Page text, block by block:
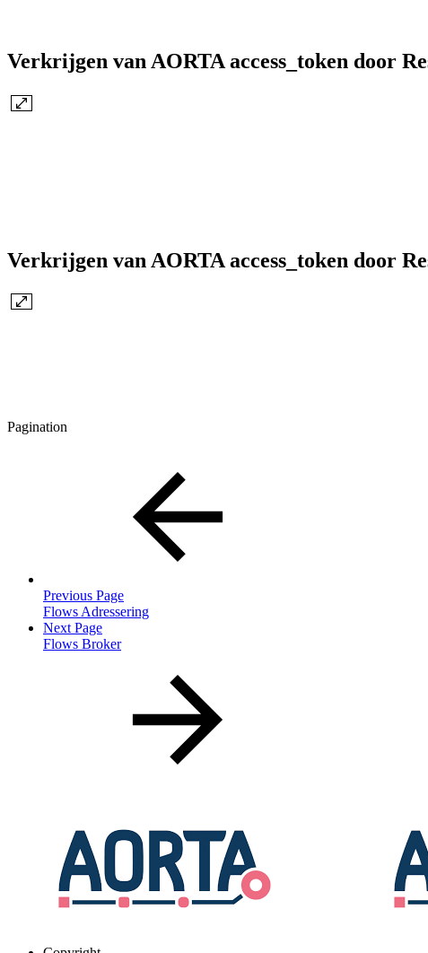
Verkrijgen van AORTA access_token door
Verkrijgen van AORTA access_token door
Pagination
Previous Page
Flows Adressering
Next Page
Flows Broker